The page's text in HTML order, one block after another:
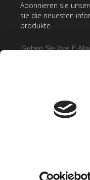
Abonnieren sie
sie die neuesten
produkte.
E-
unseren
SEVES GLASS BLOCK
VAT CZ21234736